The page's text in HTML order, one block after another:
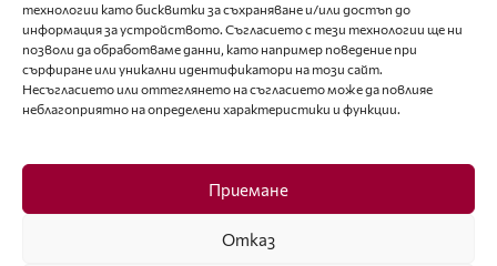
технологии като бисквитки за съхраняване и/или достъп до
информация за устройството. Съгласието с тези технологии ще ни
позволи да обработваме данни, като например поведение при
сърфиране или уникални идентификатори на този сайт.
Несъгласието или оттеглянето на съгласието може да повлияе
неблагоприятно на определени характеристики и функции.
Приемане
Отказ
editor@fashion-lifestyle.net
+359 88 227 33 47
Последвайте ни
Facebook